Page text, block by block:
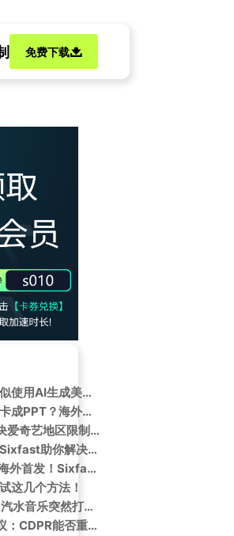
免费下载
限制上QQ音乐听歌？
玩家发现使命召唤疑似使用AI生成美术资源引争议
刷到文夫新歌直播却卡成PPT？海外党这招让网速瞬间起飞
海外党必看！3招解决爱奇艺地区限制，轻松追剧听歌无压力
海外畅玩诛仙世界：Sixfast助你解决连接难题
《王胜娚<娚妆2.0>海外首发！Sixfast一键解锁网易云音乐新歌》
这几个方法！
海外华人深夜emo，汽水音乐突然打不开？别急，这3个方法亲测有效
巫师4技术演示引争议：CDPR能否重获玩家信任？